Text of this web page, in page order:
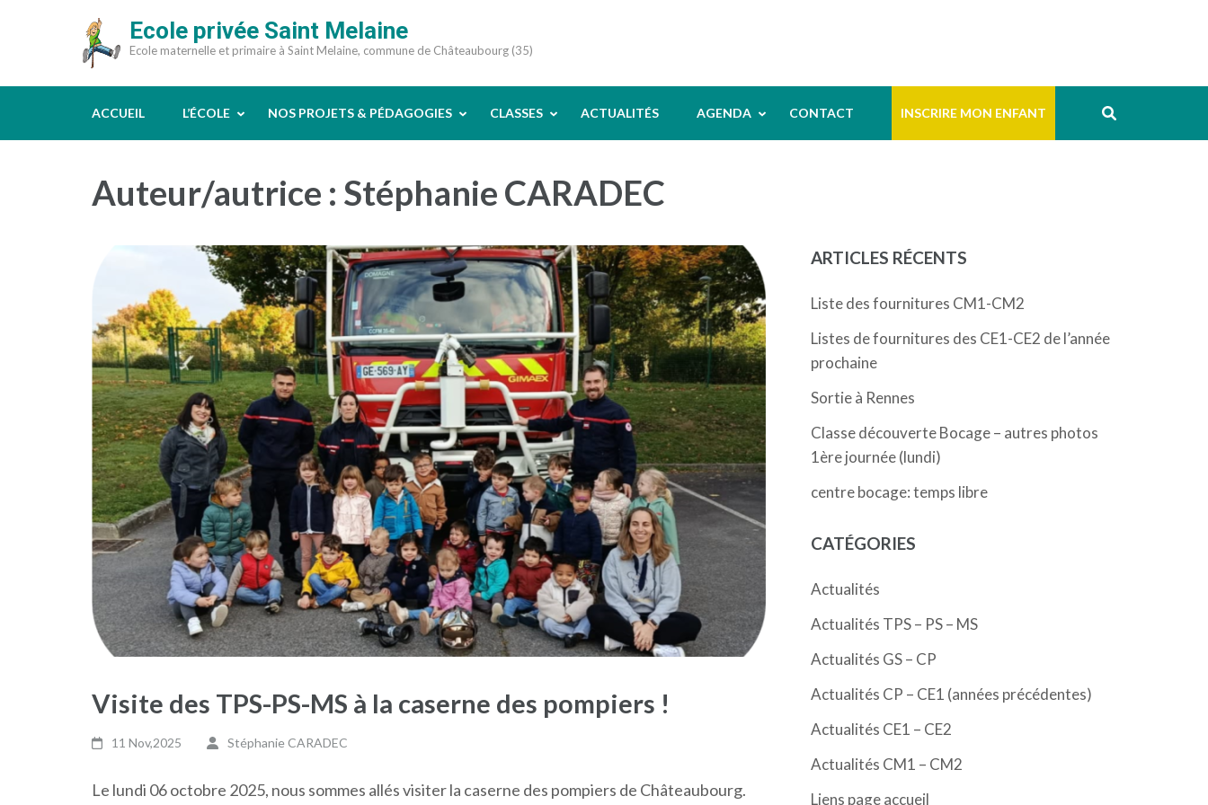
(Pressez
Ecole privée Saint Melaine
Ecole maternelle et primaire à Saint Melaine, commune de Châteaubourg (35)
ACCUEIL L’ÉCOLE NOS PROJETS & PÉDAGOGIES CLASSES ACTUALITÉS AGENDA CONTACT INSCRIRE MON ENFANT
Auteur/autrice : Stéphanie CARADEC
Visite des TPS-PS-MS à la caserne des pompiers !
11 Nov,2025 Stéphanie CARADEC
Le lundi 06 octobre 2025, nous sommes allés visiter la caserne des pompiers de Châteaubourg.
ARTICLES RÉCENTS
Liste des fournitures CM1-CM2
Listes de fournitures des CE1-CE2 de l’année
prochaine
Sortie à Rennes
Classe découverte Bocage – autres photos
1ère journée (lundi)
centre bocage: temps libre
CATÉGORIES
Actualités
Actualités TPS – PS – MS
Actualités GS – CP
Actualités CP – CE1 (années précédentes)
Actualités CE1 – CE2
Actualités CM1 – CM2
Liens page accueil